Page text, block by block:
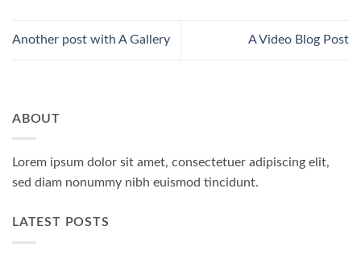
Another post with A Gallery A Video Blog Post
ABOUT
Lorem ipsum dolor sit amet, consectetuer adipiscing elit,
sed diam nonummy nibh euismod tincidunt.
LATEST POSTS